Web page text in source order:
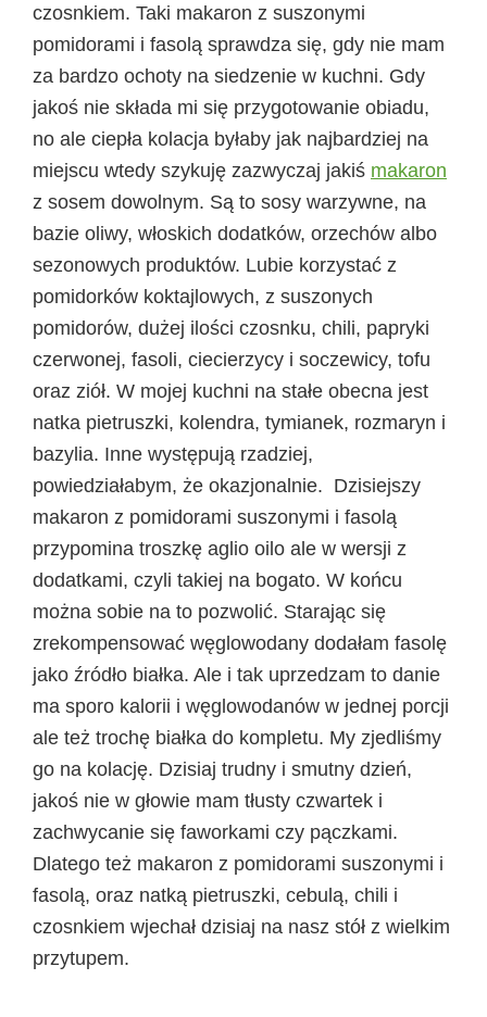
czosnkiem. Taki makaron z suszonymi
pomidorami i fasolą sprawdza się, gdy nie mam
za bardzo ochoty na siedzenie w kuchni. Gdy
jakoś nie składa mi się przygotowanie obiadu,
no ale ciepła kolacja byłaby jak najbardziej na
miejscu wtedy szykuję zazwyczaj jakiś makaron
z sosem dowolnym. Są to sosy warzywne, na
bazie oliwy, włoskich dodatków, orzechów albo
sezonowych produktów. Lubie korzystać z
pomidorków koktajlowych, z suszonych
pomidorów, dużej ilości czosnku, chili, papryki
czerwonej, fasoli, ciecierzycy i soczewicy, tofu
oraz ziół. W mojej kuchni na stałe obecna jest
natka pietruszki, kolendra, tymianek, rozmaryn i
bazylia. Inne występują rzadziej,
powiedziałabym, że okazjonalnie. Dzisiejszy
makaron z pomidorami suszonymi i fasolą
przypomina troszkę aglio oilo ale w wersji z
dodatkami, czyli takiej na bogato. W końcu
można sobie na to pozwolić. Starając się
zrekompensować węglowodany dodałam fasolę
jako źródło białka. Ale i tak uprzedzam to danie
ma sporo kalorii i węglowodanów w jednej porcji
ale też trochę białka do kompletu. My zjedliśmy
go na kolację. Dzisiaj trudny i smutny dzień,
jakoś nie w głowie mam tłusty czwartek i
zachwycanie się faworkami czy pączkami.
Dlatego też makaron z pomidorami suszonymi i
fasolą, oraz natką pietruszki, cebulą, chili i
czosnkiem wjechał dzisiaj na nasz stół z wielkim
przytupem.